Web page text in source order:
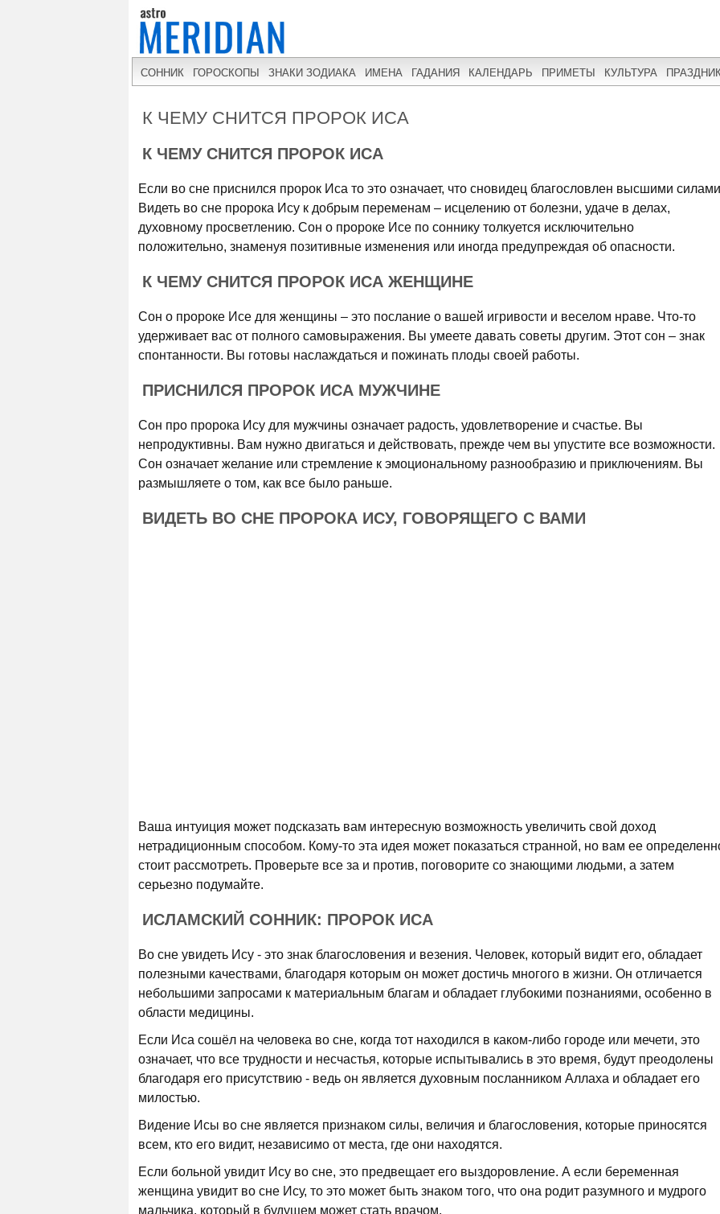
СОННИК ГОРОСКОПЫ ЗНАКИ ЗОДИАКА ИМЕНА ГАДАНИЯ КАЛЕНДАРЬ ПРИМЕТЫ КУЛЬТУРА
К ЧЕМУ СНИТСЯ ПРОРОК ИСА
К ЧЕМУ СНИТСЯ ПРОРОК ИСА
Если во сне приснился пророк Иса то это означает, что сновидец благословлен высшими
Видеть во сне пророка Ису к добрым переменам – исцелению от болезни, удаче в делах,
духовному просветлению. Сон о пророке Исе по соннику толкуется исключительно
положительно, знаменуя позитивные изменения или иногда предупреждая об опасности.
К ЧЕМУ СНИТСЯ ПРОРОК ИСА ЖЕНЩИНЕ
Сон о пророке Исе для женщины – это послание о вашей игривости и веселом нраве. Что-то
удерживает вас от полного самовыражения. Вы умеете давать советы другим. Этот сон – знак
спонтанности. Вы готовы наслаждаться и пожинать плоды своей работы.
ПРИСНИЛСЯ ПРОРОК ИСА МУЖЧИНЕ
Сон про пророка Ису для мужчины означает радость, удовлетворение и счастье. Вы
непродуктивны. Вам нужно двигаться и действовать, прежде чем вы упустите все возможности.
Сон означает желание или стремление к эмоциональному разнообразию и приключениям. Вы
размышляете о том, как все было раньше.
ВИДЕТЬ ВО СНЕ ПРОРОКА ИСУ, ГОВОРЯЩЕГО С ВАМИ
Ваша интуиция может подсказать вам интересную возможность увеличить свой доход
нетрадиционным способом. Кому-то эта идея может показаться странной, но вам ее
стоит рассмотреть. Проверьте все за и против, поговорите со знающими людьми, а затем
серьезно подумайте.
ИСЛАМСКИЙ СОННИК: ПРОРОК ИСА
Во сне увидеть Ису - это знак благословения и везения. Человек, который видит его, обладает
полезными качествами, благодаря которым он может достичь многого в жизни. Он отличается
небольшими запросами к материальным благам и обладает глубокими познаниями, особенно в
области медицины.
Если Иса сошёл на человека во сне, когда тот находился в каком-либо городе или мечети, это
означает, что все трудности и несчастья, которые испытывались в это время, будут преодолены
благодаря его присутствию - ведь он является духовным посланником Аллаха и обладает его
милостью.
Видение Исы во сне является признаком силы, величия и благословения, которые приносятся
всем, кто его видит, независимо от места, где они находятся.
Если больной увидит Ису во сне, это предвещает его выздоровление. А если беременная
женщина увидит во сне Ису, то это может быть знаком того, что она родит разумного и мудрого
мальчика, который в будущем может стать врачом.